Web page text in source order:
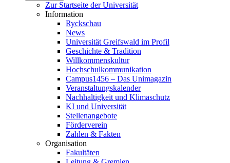
Zur Startseite der Universität
Information
Ryckschau
News
Universität Greifswald im Profil
Geschichte & Tradition
Willkommenskultur
Hochschulkommunikation
Campus1456 – Das Unimagazin
Veranstaltungskalender
Nachhaltigkeit und Klimaschutz
KI und Universität
Stellenangebote
Förderverein
Zahlen & Fakten
Organisation
Fakultäten